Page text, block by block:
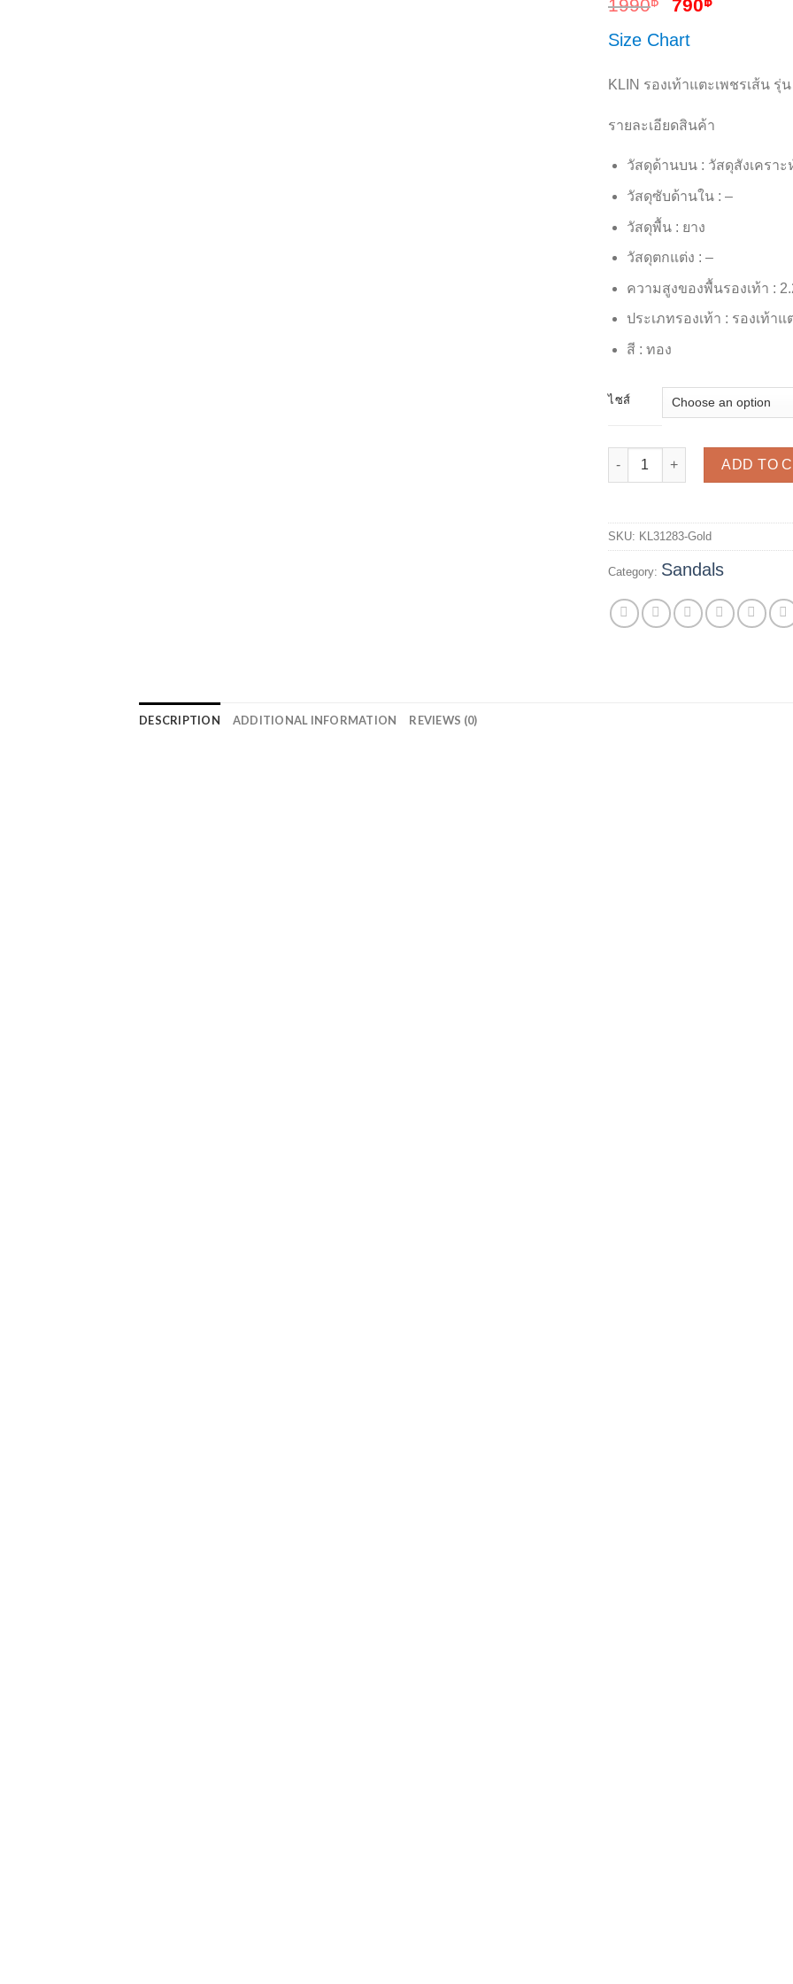
1990 790
Size Chart
KLIN รองเท้าแตะเพชรเส้น รุ่
รายละเอียดสินค้า
วัสดุด้านบน : วัสดุสังเคราะ
วัสดุซับด้านใน : –
วัสดุพื้น : ยาง
วัสดุตกแต่ง : –
ความสูงของพื้นรองเท้า :
ประเภทรองเท้า : รองเท้าแ
สี : ทอง
ไซส์
รองเท้าแตะเพชรเส้น รุ่น
ADD TO
SKU: KL31283-Gold
Category: Sandals
DESCRIPTION ADDITIONAL INFORMATION REVIEWS (0)